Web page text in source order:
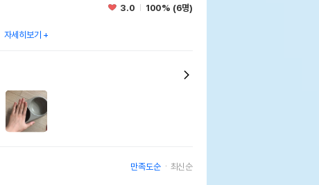
3.0 100% (6명)
자세히보기
만족도순 최신순